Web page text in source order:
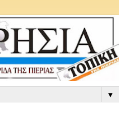
▼